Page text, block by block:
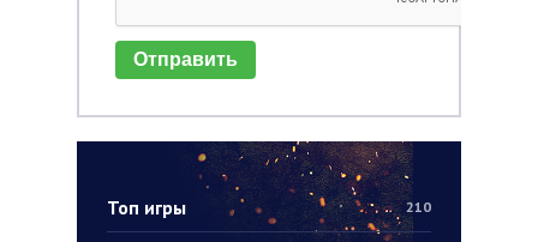
Топ игры 210
Отправить